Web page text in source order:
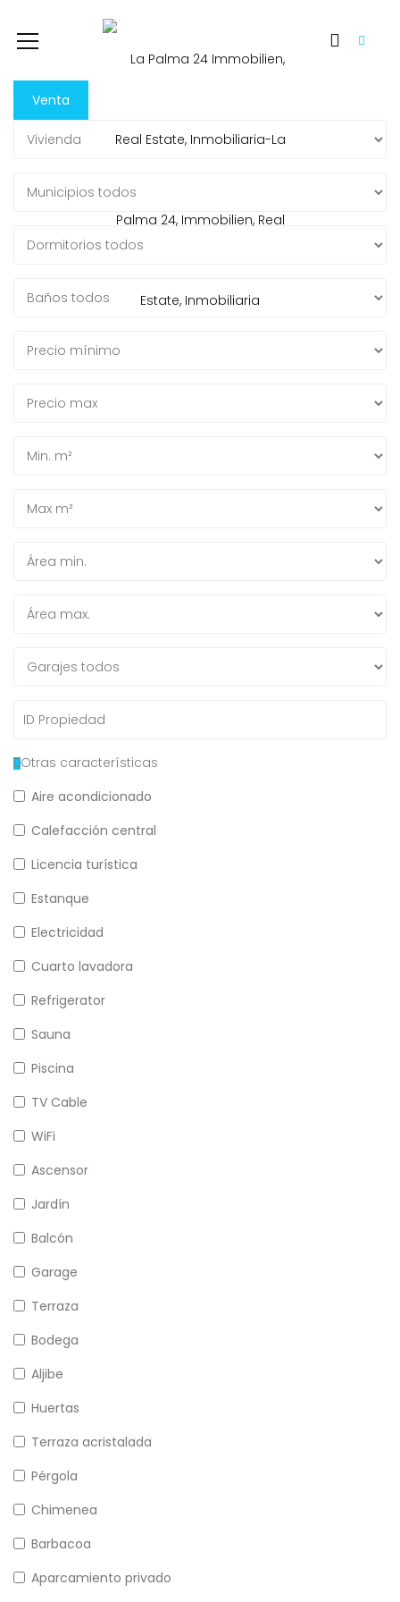
Venta
Otras características
Aire acondicionado
Calefacción central
Licencia turística
Estanque
Electricidad
Cuarto lavadora
Refrigerator
Sauna
Piscina
TV Cable
WiFi
Ascensor
Jardín
Balcón
Garage
Terraza
Bodega
Aljibe
Huertas
Terraza acristalada
Pérgola
Chimenea
Barbacoa
Aparcamiento privado